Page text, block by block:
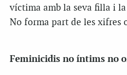
víctima amb la seva filla i la
No forma part de les xifres
Feminicidis no íntims no